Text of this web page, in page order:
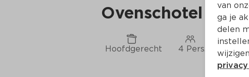
Ovenschotel
Hoofdgerecht 4 Pers. Ca. 15
van
ga je
delen